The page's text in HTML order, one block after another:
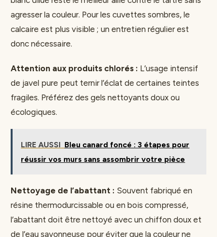
agresser la couleur. Pour les cuvettes sombres, le
calcaire est plus visible ; un entretien régulier est
donc nécessaire.
Attention aux produits chlorés : L’usage intensif
de javel pure peut ternir l’éclat de certaines teintes
fragiles. Préférez des gels nettoyants doux ou
écologiques.
LIRE AUSSI Bleu canard foncé : 3 étapes pour
réussir vos murs sans assombrir votre pièce
Nettoyage de l’abattant : Souvent fabriqué en
résine thermodurcissable ou en bois compressé,
l’abattant doit être nettoyé avec un chiffon doux et
de l’eau savonneuse pour éviter que la couleur ne